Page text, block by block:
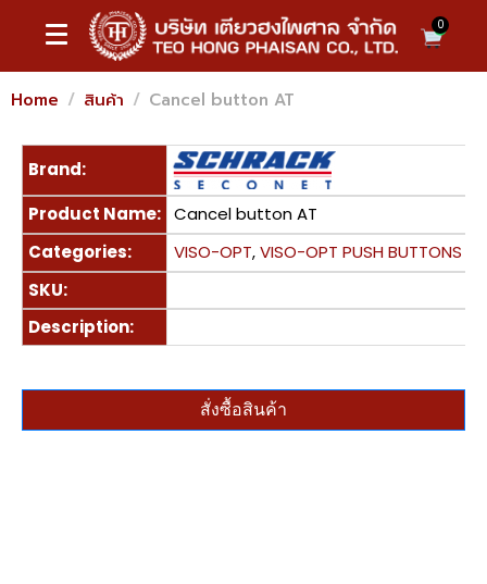
0
Home สินค้า Cancel button AT
Brand:
Product Name: Cancel button AT
Categories:
VISO-OPT,VISO-OPT PUSH BUTTONS
SKU:
Description:
สั่งซื้อสินค้า